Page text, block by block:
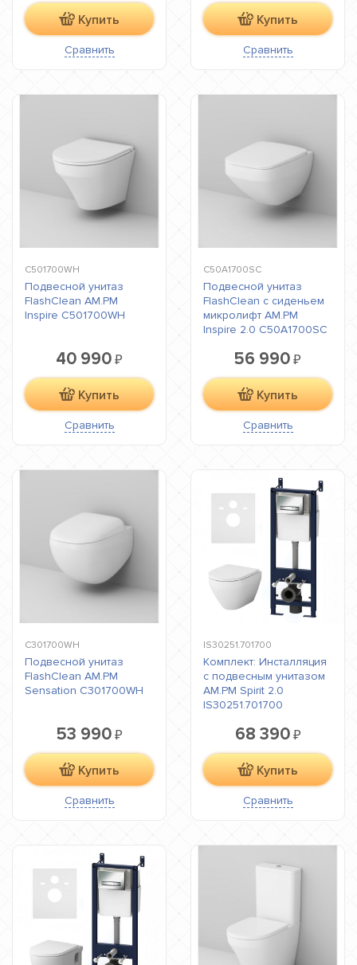
Купить
Сравнить
Купить
Сравнить
C501700WH
Подвесной унитаз
FlashClean AM.PM
Inspire C501700WH
40 990 ₽
Купить
Сравнить
C50A1700SC
Подвесной унитаз
FlashClean с сиденьем
микролифт AM.PM
Inspire 2.0 C50A1700SC
56 990 ₽
Купить
Сравнить
C301700WH
Подвесной унитаз
FlashClean AM.PM
Sensation C301700WH
53 990₽
Купить
Сравнить
IS30251.701700
Комплект: Инсталляция
с подвесным унитазом
AM.PM Spirit 2.0
IS30251.701700
68 390₽
Купить
Сравнить